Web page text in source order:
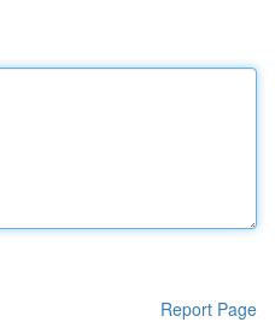
Report Page